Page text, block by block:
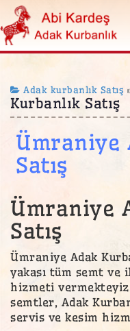
Adak kurbanlık Satış
Kurbanlık Satış
Ümraniye
Satış
Ümraniye
Satış
Ümraniye Adak
yakası tüm semt ve
hizmeti
semtler, Adak
servis ve kesim